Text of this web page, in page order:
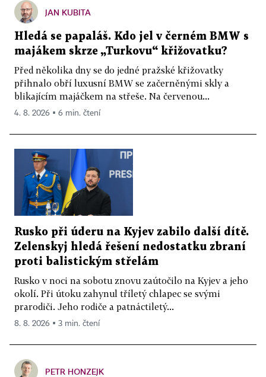
JAN KUBITA
Hledá se papaláš. Kdo jel v černém BMW s
majákem skrze „Turkovu“ křižovatku?
Před několika dny se do jedné pražské křižovatky
přihnalo obří luxusní BMW se začerněnými skly a
blikajícím majáčkem na střeše. Na červenou...
4. 8. 2026 ▪ 6 min. čtení
Rusko při úderu na Kyjev zabilo další dítě.
Zelenskyj hledá řešení nedostatku zbraní
proti balistickým střelám
Rusko v noci na sobotu znovu zaútočilo na Kyjev a jeho
okolí. Při útoku zahynul tříletý chlapec se svými
prarodiči. Jeho rodiče a patnáctiletý...
8. 8. 2026 ▪ 3 min. čtení
PETR HONZEJK